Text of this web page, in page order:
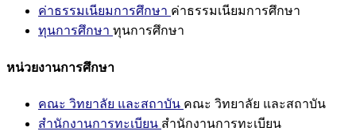
ค่าธรรมเนียมการศึกษา ค่าธรรมเนียมการศึกษา
ทุนการศึกษา ทุนการศึกษา
หน่วยงานการศึกษา
คณะ วิทยาลัย และสถาบัน คณะ วิทยาลัย และสถาบัน
สำนักงานการทะเบียน สำนักงานการทะเบียน